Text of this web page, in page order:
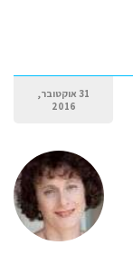
31 אוקטובר,
2016